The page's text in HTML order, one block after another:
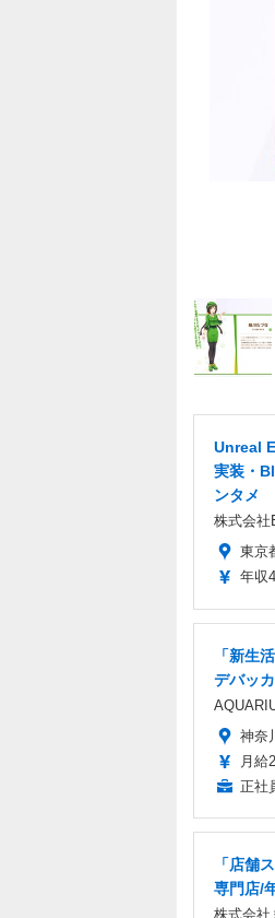
Unreal
実装・
ンタメ
株式会社
東京
年収
「新生
デバッ
神奈
月給
正社
「店舗
専門店/
株式会社